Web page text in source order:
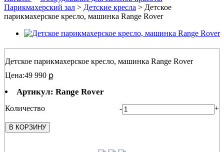
Парикмахерский зал > Детские кресла > Детское
парикмахерское кресло, машинка Range Rover
Детское парикмахерское кресло, машинка Range Rover
Цена:49 990 ք
Артикул: Range Rover
Количество - +
В КОРЗИНУ